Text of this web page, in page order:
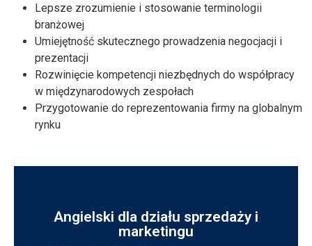
Lepsze zrozumienie i stosowanie terminologii
branżowej
Umiejętność skutecznego prowadzenia negocjacji i
prezentacji
Rozwinięcie kompetencji niezbędnych do współpracy
w międzynarodowych zespołach
Przygotowanie do reprezentowania firmy na globalnym
rynku
Angielski dla działu sprzedaży i
marketingu